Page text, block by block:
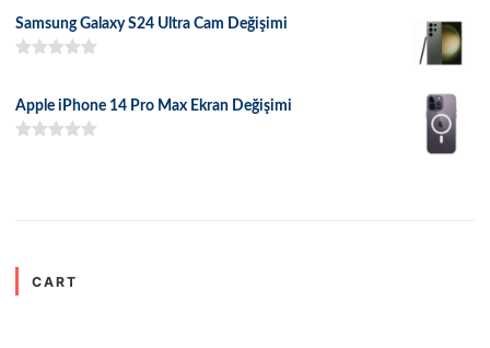
Samsung Galaxy S24 Ultra Cam Değişimi
Apple iPhone 14 Pro Max Ekran Değişimi
CART